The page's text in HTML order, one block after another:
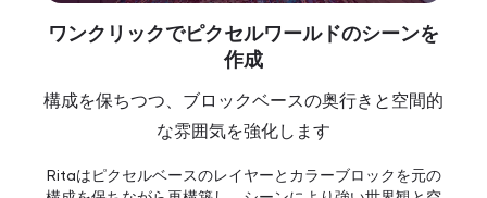
ワンクリックでピクセルワールドのシーンを
作成
構成を保ちつつ、ブロックベースの奥行きと空間的
な雰囲気を強化します
Ritaはピクセルベースのレイヤーとカラーブロックを元の